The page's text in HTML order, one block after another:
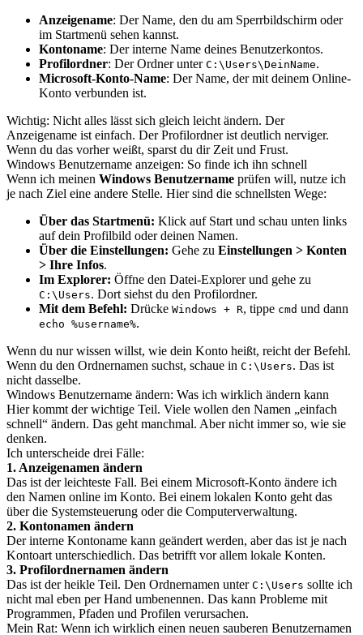
Anzeigename: Der Name, den du am Sperrbildschirm oder
im Startmenü sehen kannst.
Kontoname: Der interne Name deines Benutzerkontos.
Profilordner: Der Ordner unter C:\Users\DeinName.
Microsoft-Konto-Name: Der Name, der mit deinem Online-
Konto verbunden ist.
Wichtig: Nicht alles lässt sich gleich leicht ändern. Der
Anzeigename ist einfach. Der Profilordner ist deutlich nerviger.
Wenn du das vorher weißt, sparst du dir Zeit und Frust.
Windows Benutzername anzeigen: So finde ich ihn schnell
Wenn ich meinen Windows Benutzername prüfen will, nutze ich
je nach Ziel eine andere Stelle. Hier sind die schnellsten Wege:
Über das Startmenü: Klick auf Start und schau unten links
auf dein Profilbild oder deinen Namen.
Über die Einstellungen: Gehe zu Einstellungen > Konten
> Ihre Infos.
Im Explorer: Öffne den Datei-Explorer und gehe zu
C:\Users. Dort siehst du den Profilordner.
Mit dem Befehl: Drücke Windows + R, tippe cmd und dann
echo %username%.
Wenn du nur wissen willst, wie dein Konto heißt, reicht der Befehl.
Wenn du den Ordnernamen suchst, schaue in C:\Users. Das ist
nicht dasselbe.
Windows Benutzername ändern: Was ich wirklich ändern kann
Hier kommt der wichtige Teil. Viele wollen den Namen „einfach
schnell“ ändern. Das geht manchmal. Aber nicht immer so, wie sie
denken.
Ich unterscheide drei Fälle:
1. Anzeigenamen ändern
Das ist der leichteste Fall. Bei einem Microsoft-Konto ändere ich
den Namen online im Konto. Bei einem lokalen Konto geht das
über die Systemsteuerung oder die Computerverwaltung.
2. Kontonamen ändern
Der interne Kontoname kann geändert werden, aber das ist je nach
Kontoart unterschiedlich. Das betrifft vor allem lokale Konten.
3. Profilordnernamen ändern
Das ist der heikle Teil. Den Ordnernamen unter C:\Users sollte ich
nicht mal eben per Hand umbenennen. Das kann Probleme mit
Programmen, Pfaden und Profilen verursachen.
Mein Rat: Wenn ich wirklich einen neuen sauberen Benutzernamen